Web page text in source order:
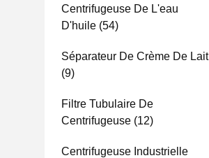
Centrifugeuse De L'eau
D'huile (54)
Séparateur De Crème De Lait
(9)
Filtre Tubulaire De
Centrifugeuse (12)
Centrifugeuse Industrielle